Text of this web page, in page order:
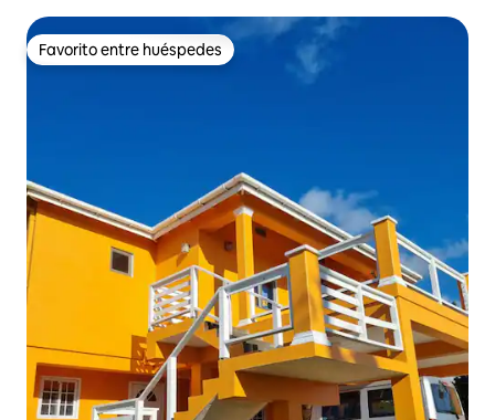
Favorito entre huéspedes
Favorito entre huéspedes